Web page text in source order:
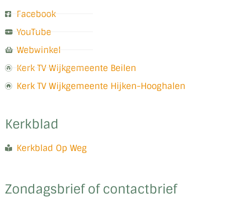
Facebook
YouTube
Webwinkel
Kerk TV Wijkgemeente Beilen
Kerk TV Wijkgemeente Hijken-Hooghalen
Kerkblad
Kerkblad Op Weg
Zondagsbrief of contactbrief